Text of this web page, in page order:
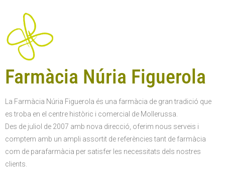
Farmàcia Núria Figuerola
La Farmàcia Núria Figuerola és una farmàcia de gran tradició que
es troba en el centre històric i comercial de Mollerussa.
Des de juliol de 2007 amb nova direcció, oferim nous serveis i
comptem amb un ampli assortit de referències tant de farmàcia
com de parafarmàcia per satisfer les necessitats dels nostres
clients.